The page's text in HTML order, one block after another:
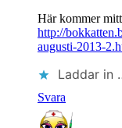
Här kommer
http://
augusti-2013-
Laddar in
Svara